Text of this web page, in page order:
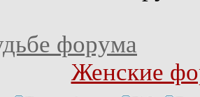
форума
Женские